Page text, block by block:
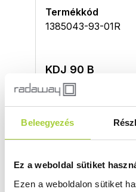
Beleegyezés
Ez a weboldal sütiket
Ezen a weboldalon sütiket
Termékkód
1385043-93-01R
KDJ 90 B
Magasság
2000 mm
Üvegszín
átlátszó
1385044-93-01L